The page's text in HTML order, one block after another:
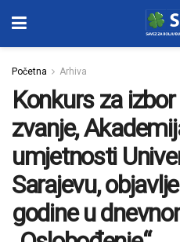
Početna Arhiva
Konkurs za
zvanje,
umjetnosti
Sarajevu,
godine u